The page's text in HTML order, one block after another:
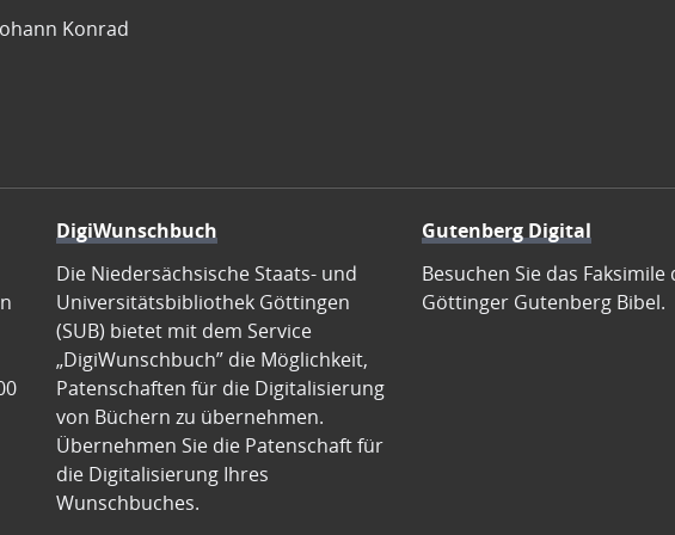
Konrad
DigiWunschbuch
Die Niedersächsische Staats- und
Universitätsbibliothek Göttingen
(SUB) bietet mit dem Service
„DigiWunschbuch” die Möglichkeit,
Patenschaften für die Digitalisierung
von Büchern zu übernehmen.
Übernehmen Sie die Patenschaft für
die Digitalisierung Ihres
Wunschbuches.
Gutenberg Digital
Besuchen Sie das Faksimile
Göttinger Gutenberg Bibel.